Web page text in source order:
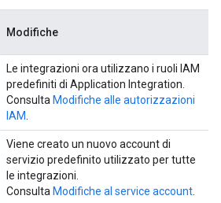
Modifiche
Le integrazioni ora utilizzano i ruoli IAM
predefiniti di Application Integration.
Consulta Modifiche alle autorizzazioni
IAM
Viene creato un nuovo account di
servizio predefinito utilizzato per tutte
le integrazioni.
Consulta Modifiche al service account